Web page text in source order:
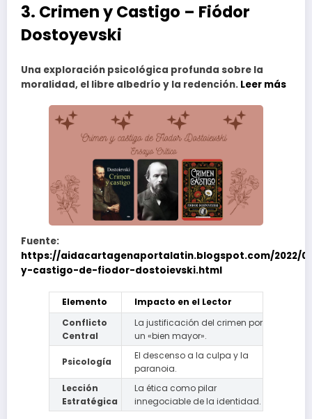
3. Crimen y Castigo – Fiódor
Dostoyevski
Una exploración psicológica profunda sobre la
moralidad, el libre albedrío y la redención. Leer más
Fuente:
https://aidacartagenaportalatin.blogspot.com/2022/
y-castigo-de-fiodor-dostoievski.html
Elemento
Impacto en el Lector
Conflicto
Central
La justificación del crimen por
un «bien mayor».
Psicología
El descenso a la culpa y la
paranoia.
Lección
Estratégica
La ética como pilar
innegociable de la identidad.